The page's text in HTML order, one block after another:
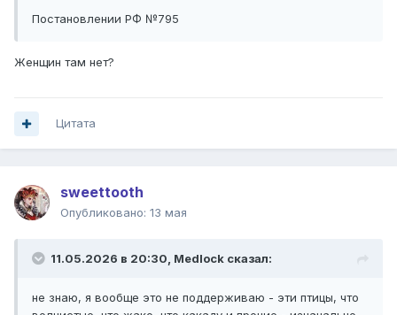
Постановлении РФ №795
Женщин там нет?
Цитата
sweettooth
Опубликовано: 13 мая
11.05.2026 в 20:30, Medlock сказал:
не знаю, я вообще это не поддерживаю - эти птицы, что